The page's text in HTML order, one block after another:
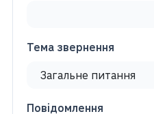
Тема звернення
Повідомлення